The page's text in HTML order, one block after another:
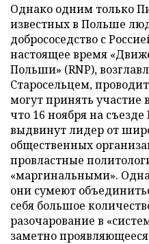
Однако одним только
известных в Польше
добрососедство с
настоящее время
Польши» (RNP),
Старосельцем,
могут принять
что 16 ноября на
выдвинут лидер от
общественных
провластные
«маргинальными».
они сумеют
себя большое
разочарование в
заметно